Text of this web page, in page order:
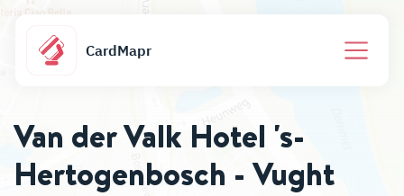
CardMapr
Van der Valk Hotel 's-
Hertogenbosch - Vught